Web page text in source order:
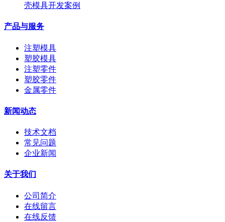
壳模具开发案例
产品与服务
注塑模具
塑胶模具
注塑零件
塑胶零件
金属零件
新闻动态
技术文档
常见问题
企业新闻
关于我们
公司简介
在线留言
在线反馈